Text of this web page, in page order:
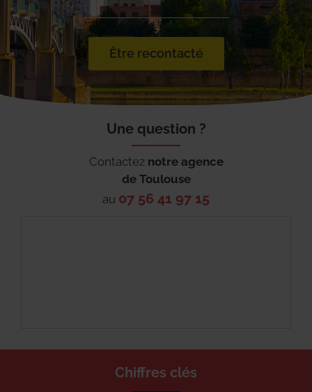
Être recontacté
Une question ?
Contactez notre agence
de Toulouse
au 07 56 41 97 15
Chiffres clés